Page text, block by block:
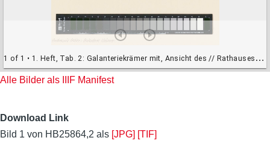
1 of 1 • 1. Heft, Tab. 2: Galanteriekrämer mit, Ansicht des // Rathauses (HB25864,2)
Alle Bilder als IIIF Manifest
Download Link
Bild 1 von HB25864,2 als [JPG] [TIF]